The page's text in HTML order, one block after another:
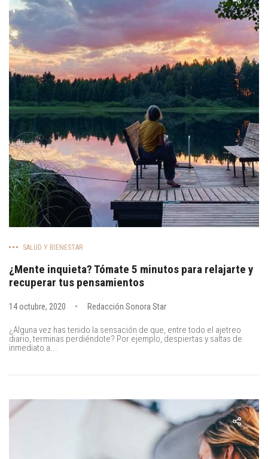
SALUD Y BIENESTAR
¿Mente inquieta? Tómate 5 minutos para relajarte y
recuperar tus pensamientos
14 octubre, 2020 Redacción Sonora Star
¿Alguna vez has tenido la sensación de que, entre todo el ajetreo
diario, terminas perdiéndote? Por ejemplo, despiertas y saltas de
inmediato a...